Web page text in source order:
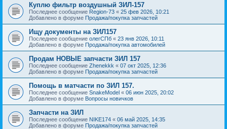
Куплю фильтр воздушный ЗИЛ-157
Последнее сообщение Region-73 « 25 фев 2026, 10:21
Добавлено в форуме Продажа/покупка запчастей
Ищу документы на ЗИЛ157
Последнее сообщение олегСПб « 23 янв 2026, 10:11
Добавлено в форуме Продажа/покупка автомобилей
Продам НОВЫЕ запчасти ЗИЛ 157
Последнее сообщение Zhenekkk « 07 окт 2025, 12:36
Добавлено в форуме Продажа/покупка запчастей
Помощь в матчасти по ЗИЛ 157.
Последнее сообщение SnakeModel « 06 июн 2025, 20:02
Добавлено в форуме Вопросы новичков
Запчасти на ЗИЛ
Последнее сообщение NIKE174 « 06 май 2025, 14:35
Добавлено в форуме Продажа/покупка запчастей